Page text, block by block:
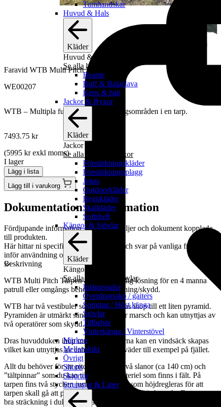
Tumhandskar
Huvud & Hals
Kläder
Huvud & Hals
Se alla huvud & hals
Beanie
Buff & Balaclava
Keps & hatt
Jackor & Byxor
Kläder
Jackor & Byxor
Se alla jackor & byxor
Förstärkningskläder
Förstärkningsplagg
Jeans
Outdoorkläder
Regnkläder
Skalkläder
Softshell
Kängor & Stövlar
Kläder
Kängor & Stövlar
Se alla kängor & stövlar
Inläggssulor
Överdragssko / gaiters
Sommar / Höst känga
Stövlar
Tillbehör
Vinterkänga / Vinterstövel
Märken
Mellanskikt
Övrigt
Shorts
Skjortor
Strumpor & Liner
Faravid WTB Multi Pitch Tarp
WE00207
WTB – Multipla funktioner/användningsområden i en tarp.
7493.75 kr
(5995 krexkl moms)
I lager
Lägg i lista
Lägg till i varukorg
Dokumentation & information
Fördjupande information, tekniska detaljer och dokument kopplade
till produkten.
Här hittar ni specifikationer, underlag och svar på vanliga frågor
inför användning och upphandling.
Beskrivning
WTB Multi Pitch Tarpen är en mångsidig lösning för en 4 manna
patrull eller omgångs behov av förläggning/skydd.
WTB har två vestibuler som kan kopplas ihop till ett liten pyramid.
Pyramiden är utmärkt sändarplats under marsch och kan utnyttjas av
två operatörer som skydd.
Dras huvudduken ihop med dragkedjorna kan en vindsäck skapas
vilket kan utnyttjas av enhet vid dåligt väder till exempel på fjället.
Allt du behöver för att pitcha WTB är två slanor (ca 140 cm) och
”tältpinnar” som du kan tillverka av materiel som finns i fält. På
tarpen fins två stycken justerbara hållare som höjdregleras för att
tarpen skall gå att pitcha även om markplanet är lutande. Detta ger
bra sträckning i duken samt avrinning.